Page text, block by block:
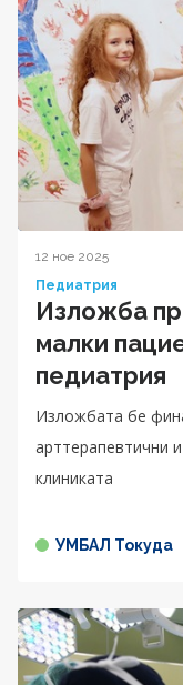
12 ное 2025
Педиатрия
Изложба
малки
педиатрия
Изложбата бе
арттерапевтични
клиниката
УМБАЛ Токуда